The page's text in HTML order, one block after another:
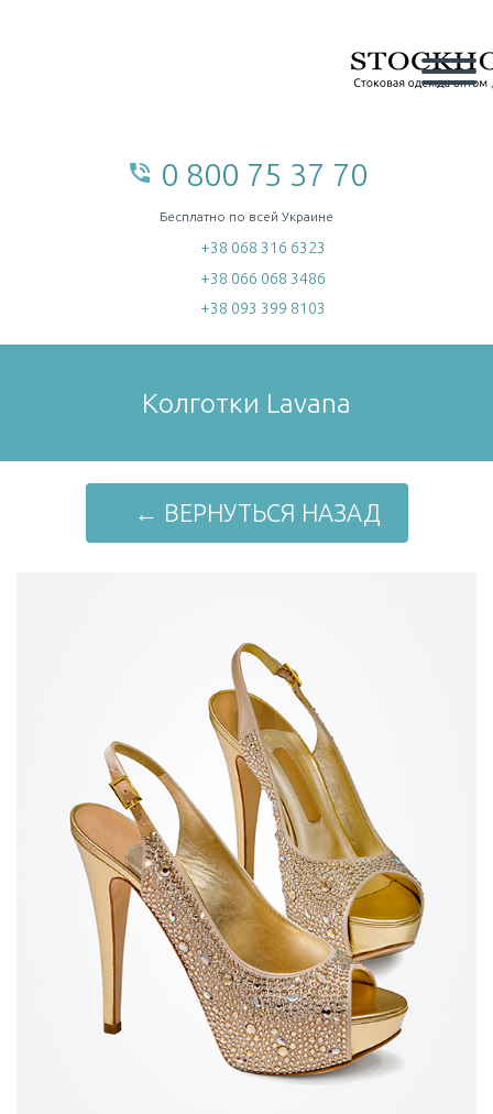
phone_in_talk 0 800 75 37 70
Бесплатно по всей Украине
+38 068 316 6323
+38 066 068 3486
+38 093 399 8103
Колготки Lavana
← ВЕРНУТЬСЯ НАЗАД